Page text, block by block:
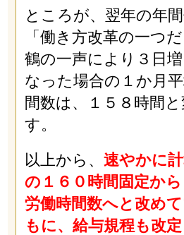
ところが、翌年の年
「働き方改革の一つ
鶴の一声により３日
なった場合の１か月
間数は、１５８時間
す。
以上から、 速やかに
の１６０時間固定か
労働時間数へと改め
もに、給与規程も改定